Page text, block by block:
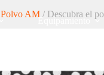
Equipamiento
Polvo AM/ Descubra el